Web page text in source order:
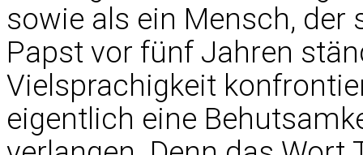
sowie als ein Mensch,
Papst vor fünf Jahren
Vielsprachigkeit
eigentlich eine